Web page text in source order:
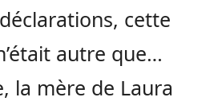
cette
autre que…
la mère de Laura